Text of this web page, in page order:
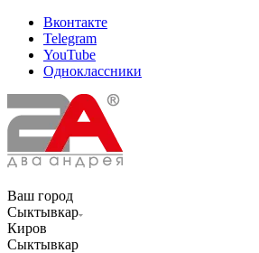
Вконтакте
Telegram
YouTube
Одноклассники
Ваш город
Сыктывкар
Киров
Сыктывкар